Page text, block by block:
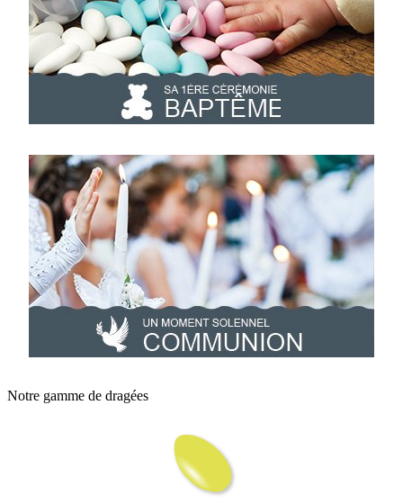
Notre gamme de dragées